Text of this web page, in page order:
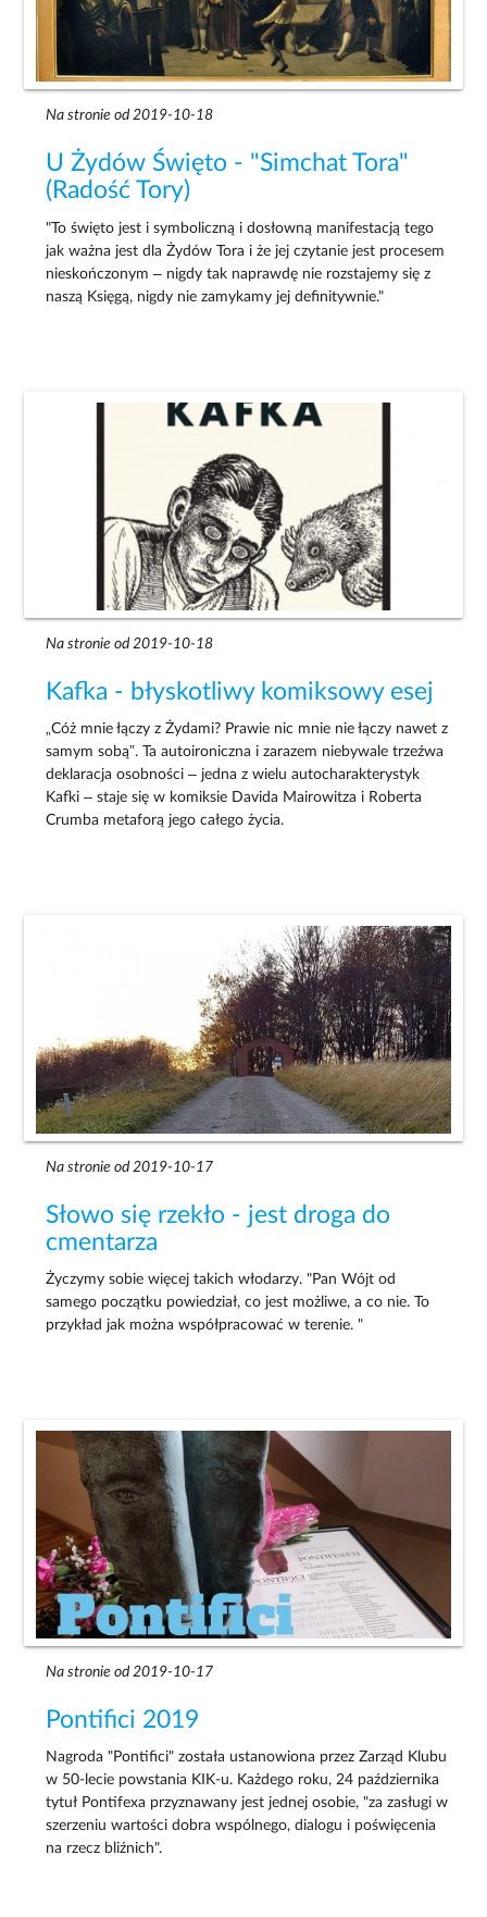
Na stronie od 2019-10-18
U Żydów Święto - "Simchat Tora"
(Radość Tory)
"To święto jest i symboliczną i dosłowną manifestacją tego
jak ważna jest dla Żydów Tora i że jej czytanie jest procesem
nieskończonym – nigdy tak naprawdę nie rozstajemy się z
naszą Księgą, nigdy nie zamykamy jej definitywnie."
Na stronie od 2019-10-18
Kafka - błyskotliwy komiksowy esej
„Cóż mnie łączy z Żydami? Prawie nic mnie nie łączy nawet z
samym sobą”. Ta autoironiczna i zarazem niebywale trzeźwa
deklaracja osobności – jedna z wielu autocharakterystyk
Kafki – staje się w komiksie Davida Mairowitza i Roberta
Crumba metaforą jego całego życia.
Na stronie od 2019-10-17
Słowo się rzekło - jest droga do
cmentarza
Życzymy sobie więcej takich włodarzy. "Pan Wójt od
samego początku powiedział, co jest możliwe, a co nie. To
przykład jak można współpracować w terenie. "
Na stronie od 2019-10-17
Pontifici 2019
Nagroda "Pontifici" została ustanowiona przez Zarząd Klubu
w 50-lecie powstania KIK-u. Każdego roku, 24 października
tytuł Pontifexa przyznawany jest jednej osobie, "za zasługi w
szerzeniu wartości dobra wspólnego, dialogu i poświęcenia
na rzecz bliźnich".